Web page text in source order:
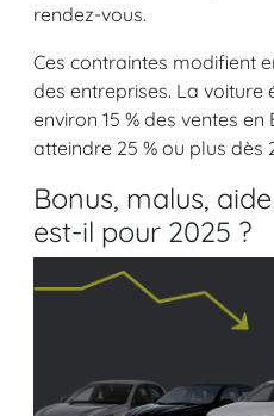
rendez-vous.
Ces contraintes modifient
des entreprises. La voiture
environ 15 % des ventes
atteindre 25 % ou plus dès
Bonus, malus, aide
est-il pour 2025 ?